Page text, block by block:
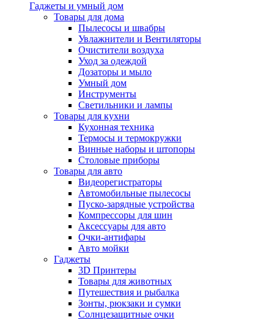
Гаджеты и умный дом
Товары для дома
Пылесосы и швабры
Увлажнители и Вентиляторы
Очистители воздуха
Уход за одеждой
Дозаторы и мыло
Умный дом
Инструменты
Светильники и лампы
Товары для кухни
Кухонная техника
Термосы и термокружки
Винные наборы и штопоры
Столовые приборы
Товары для авто
Видеорегистраторы
Автомобильные пылесосы
Пуско-зарядные устройства
Компрессоры для шин
Аксессуары для авто
Очки-антифары
Авто мойки
Гаджеты
3D Принтеры
Товары для животных
Путешествия и рыбалка
Зонты, рюкзаки и сумки
Солнцезащитные очки